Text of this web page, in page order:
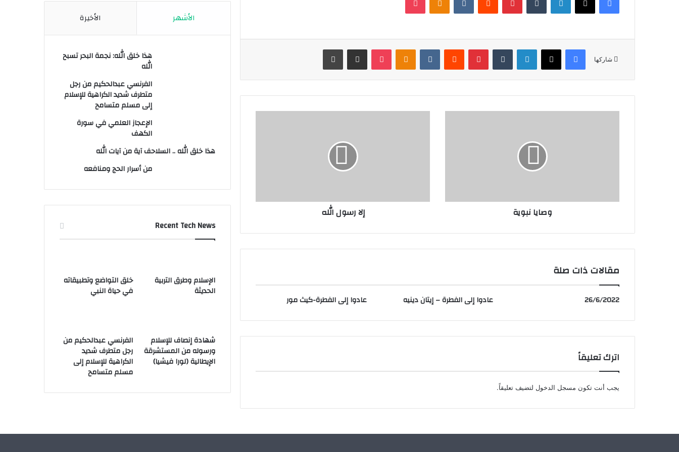
شاركها
فيسبوك لينكدإن بينتيريست بوكيت
وصايا نبوية إلا رسول الله
مقالات ذات صلة
26/6/2022 عادوا إلى الفطرة – إيتان دينيه عادوا إلى الفطرة-كيث مور
اترك تعليقاً
يجب أنت تكون مسجل الدخول لتضيف تعليقاً.
الأشهر الأخيرة
هذا خلق الله: نجمة البحر تسبح
الله
الفرنسي عبدالحكيم من رجل
متطرف شديد الكراهية للإسلام
إلى مسلم متسامح
الإعجاز العلمي في سورة
الكهف
هذا خلق الله .. السلاحف آية من آيات الله
من أسرار الحج ومنافعه
Recent Tech News
الإسلام وطرق التربية
الحديثة
خلق التواضع وتطبيقاته
في حياة النبي
شهادة إنصاف للإسلام
ورسوله من المستشرقة
الإيطالية (لورا فيشيا)
الفرنسي عبدالحكيم من
رجل متطرف شديد
الكراهية للإسلام إلى
مسلم متسامح